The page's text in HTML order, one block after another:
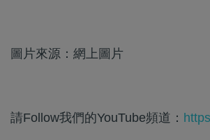
圖片來源：網上圖片
請Follow我們的YouTube頻道：